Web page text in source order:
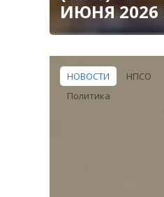
ИЮНЯ 2026
НОВОСТИ
НПСО
Политика